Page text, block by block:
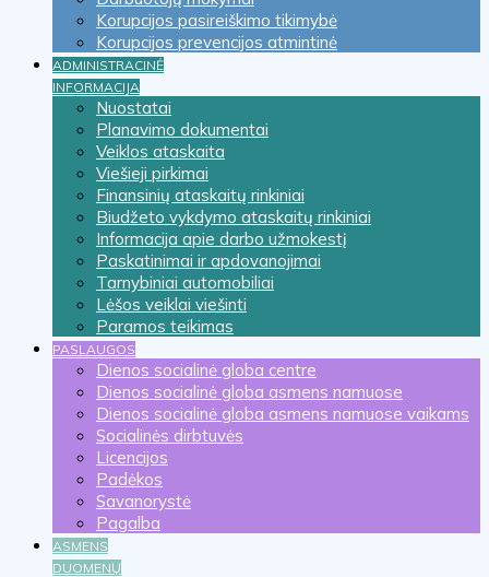
Korupcijos pasireiškimo tikimybė
Korupcijos prevencijos atmintinė
ADMINISTRACINĖ
INFORMACIJA
Nuostatai
Planavimo dokumentai
Veiklos ataskaita
Viešieji pirkimai
Finansinių ataskaitų rinkiniai
Biudžeto vykdymo ataskaitų rinkiniai
Informacija apie darbo užmokestį
Paskatinimai ir apdovanojimai
Tarnybiniai automobiliai
Lėšos veiklai viešinti
Paramos teikimas
PASLAUGOS
Dienos socialinė globa centre
Dienos socialinė globa asmens namuose
Dienos socialinė globa asmens namuose vaikams
Socialinės dirbtuvės
Licencijos
Padėkos
Savanorystė
Pagalba
ASMENS
DUOMENŲ